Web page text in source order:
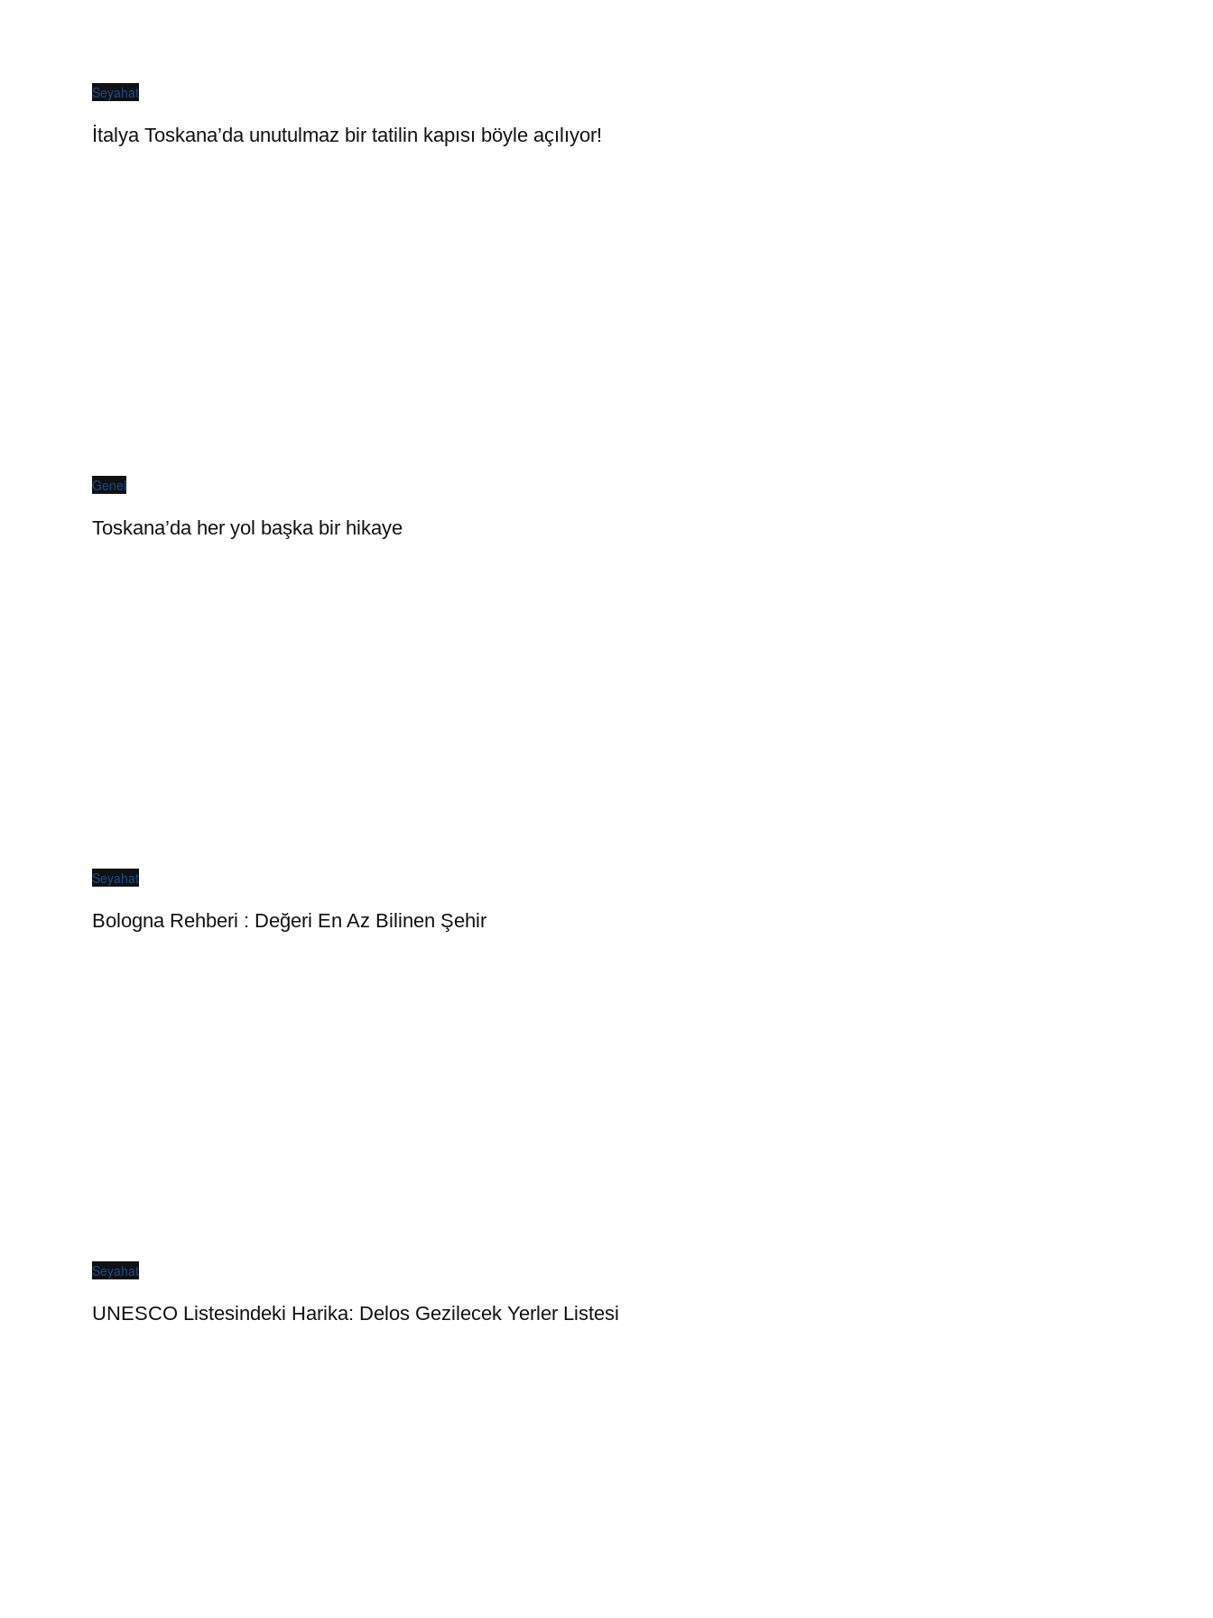
Seyahat
İtalya Toskana’da unutulmaz bir tatilin kapısı böyle açılıyor!
Genel
Toskana’da her yol başka bir hikaye
Seyahat
Bologna Rehberi : Değeri En Az Bilinen Şehir
Seyahat
UNESCO Listesindeki Harika: Delos Gezilecek Yerler Listesi